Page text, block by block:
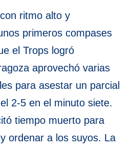
ritmo alto y
primeros compases
el Trops logró
aprovechó varias
para asestar un parcial
2-5 en el minuto siete.
tiempo muerto para
ordenar a los suyos. La